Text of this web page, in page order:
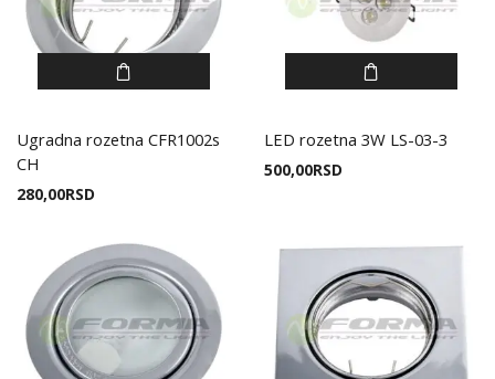
Ugradna rozetna CFR1002s
CH
280,00RSD
LED rozetna 3W LS-03-3
500,00RSD